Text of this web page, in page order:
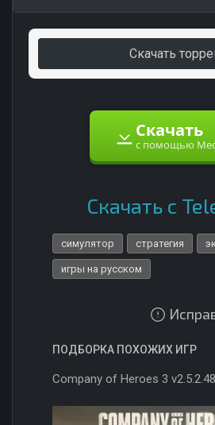
Скачать
Скачать
с помощью
Скачать с
симулятор стратегия
игры на русском
ПОДБОРКА ПОХОЖИХ ИГР
Company of Heroes 3